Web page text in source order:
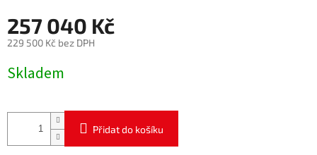
257 040 Kč
229 500 Kč bez DPH
cena:
Skladem
Přidat do košíku